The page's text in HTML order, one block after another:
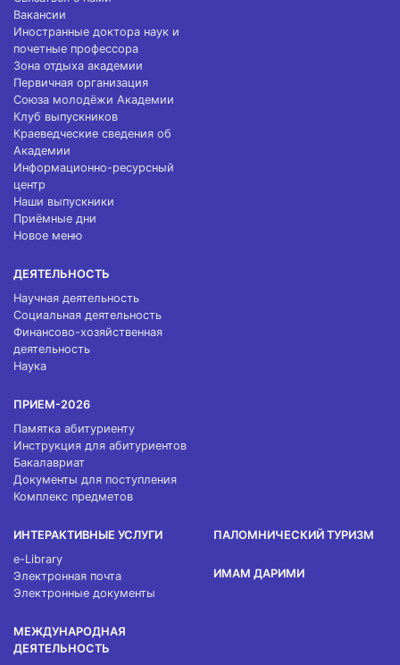
Вакансии
Иностранные доктора наук и
почетные профессора
Зона отдыха академии
Первичная организация
Союза молодёжи Академии
Клуб выпускников
Краеведческие сведения об
Академии
Информационно-ресурсный
центр
Наши выпускники
Приёмные дни
Новое меню
ДЕЯТЕЛЬНОСТЬ
Научная деятельность
Социальная деятельность
Финансово-хозяйственная
деятельность
Наука
ПРИЕМ-2026
Памятка абитуриенту
Инструкция для абитуриентов
Бакалавриат
Документы для поступления
Комплекс предметов
ИНТЕРАКТИВНЫЕ УСЛУГИ
e-Library
Электронная почта
Электронные документы
МЕЖДУНАРОДНАЯ
ДЕЯТЕЛЬНОСТЬ
ПАЛОМНИЧЕСКИЙ ТУРИЗМ
ИМАМ ДАРИМИ